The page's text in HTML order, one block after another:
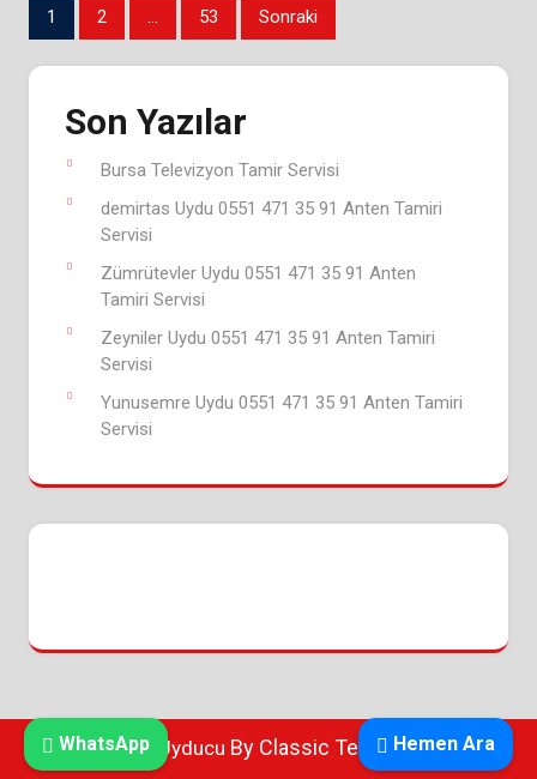
Yazı
sayfalaması
1 2 … 53 Sonraki
Son Yazılar
Bursa Televizyon Tamir Servisi
demirtas Uydu 0551 471 35 91 Anten Tamiri
Servisi
Zümrütevler Uydu 0551 471 35 91 Anten
Tamiri Servisi
Zeyniler Uydu 0551 471 35 91 Anten Tamiri
Servisi
Yunusemre Uydu 0551 471 35 91 Anten Tamiri
Servisi
Bursa Uyducu By Classic TemplatesHemen Ara
WhatsApp